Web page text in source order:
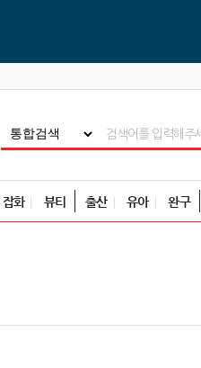
잡화 뷰티 출산 유아 완구